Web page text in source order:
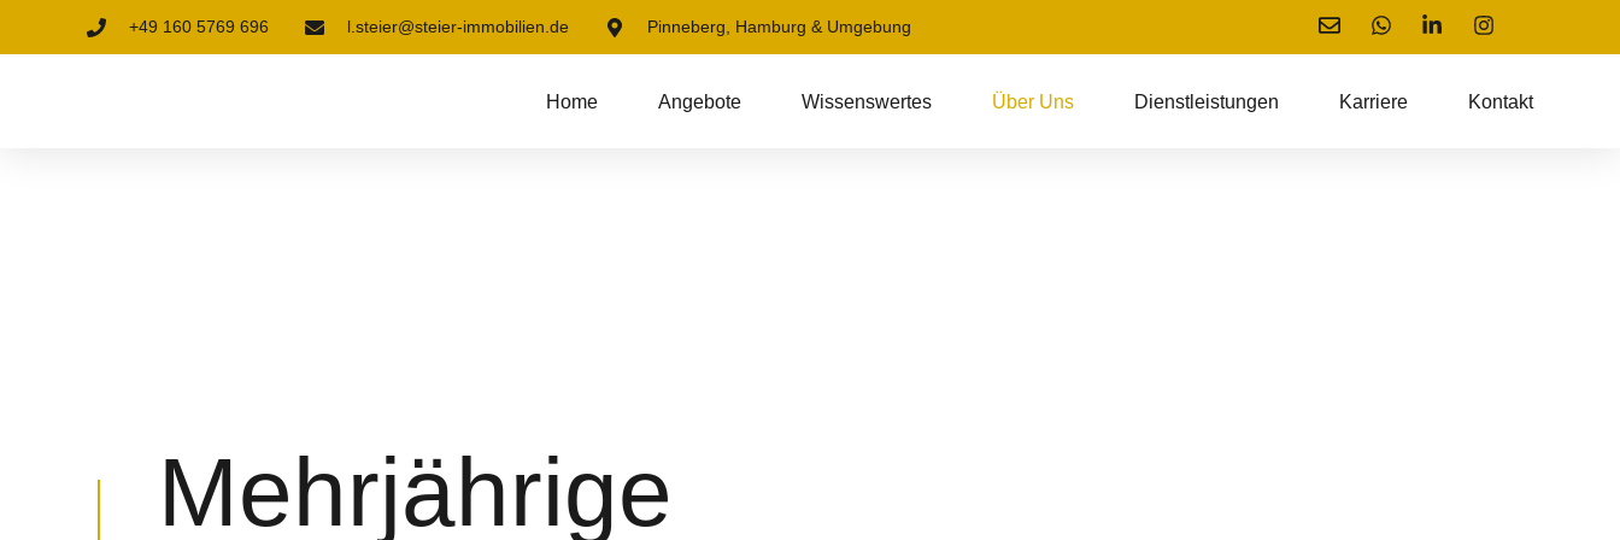
+49 160 5769 696 l.steier@steier-immobilien.de Pinneberg, Hamburg & Umgebung
Home Angebote Wissenswertes Über Uns Dienstleistungen Karriere Kontakt
Mehrjährige